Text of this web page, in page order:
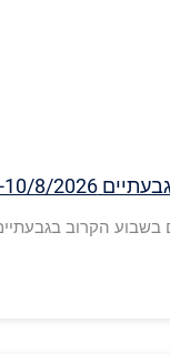
8-10/8/2026
בשבוע הקרוב